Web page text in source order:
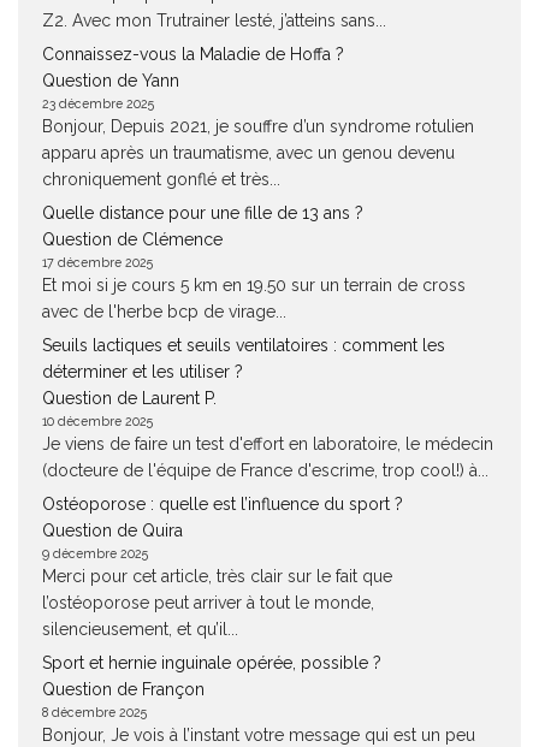
Z2. Avec mon Trutrainer lesté, j’atteins sans...
Connaissez-vous la Maladie de Hoffa ?
Question de Yann
23 décembre 2025
Bonjour, Depuis 2021, je souffre d’un syndrome rotulien
apparu après un traumatisme, avec un genou devenu
chroniquement gonflé et très...
Quelle distance pour une fille de 13 ans ?
Question de Clémence
17 décembre 2025
Et moi si je cours 5 km en 19.50 sur un terrain de cross
avec de l'herbe bcp de virage...
Seuils lactiques et seuils ventilatoires : comment les
déterminer et les utiliser ?
Question de Laurent P.
10 décembre 2025
Je viens de faire un test d'effort en laboratoire, le médecin
(docteure de l'équipe de France d'escrime, trop cool!) à...
Ostéoporose : quelle est l’influence du sport ?
Question de Quira
9 décembre 2025
Merci pour cet article, très clair sur le fait que
l’ostéoporose peut arriver à tout le monde,
silencieusement, et qu’il...
Sport et hernie inguinale opérée, possible ?
Question de Françon
8 décembre 2025
Bonjour, Je vois à l’instant votre message qui est un peu